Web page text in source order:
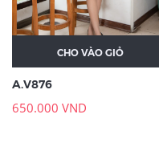
CHO VÀO GIỎ
A.V876
650.000 VND